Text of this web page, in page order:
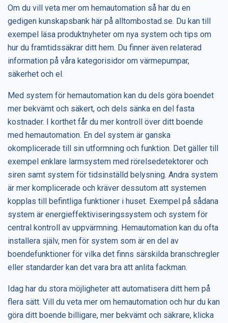
Om du vill veta mer om hemautomation så har du en
gedigen kunskapsbank här på alltombostad.se. Du kan till
exempel läsa produktnyheter om nya system och tips om
hur du framtidssäkrar ditt hem. Du finner även relaterad
information på våra kategorisidor om värmepumpar,
säkerhet och el.
Med system för hemautomation kan du dels göra boendet
mer bekvämt och säkert, och dels sänka en del fasta
kostnader. I korthet får du mer kontroll över ditt boende
med hemautomation. En del system är ganska
okomplicerade till sin utformning och funktion. Det gäller till
exempel enklare larmsystem med rörelsedetektorer och
siren samt system för tidsinställd belysning. Andra system
är mer komplicerade och kräver dessutom att systemen
kopplas till befintliga funktioner i huset. Exempel på sådana
system är energieffektiviseringssystem och system för
central kontroll av uppvärmning. Hemautomation kan du ofta
installera själv, men för system som är en del av
boendefunktioner för vilka det finns särskilda branschregler
eller standarder kan det vara bra att anlita fackman.
Idag har du stora möjligheter att automatisera ditt hem på
flera sätt. Vill du veta mer om hemautomation och hur du kan
göra ditt boende billigare, mer bekvämt och säkrare, klicka